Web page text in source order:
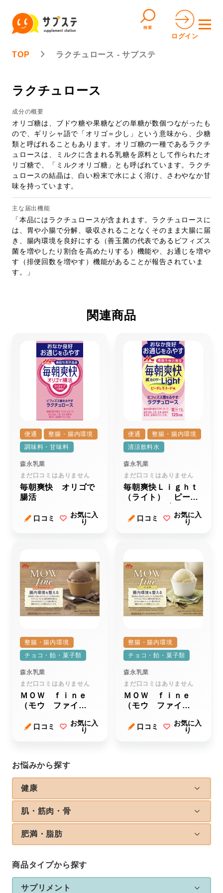
検索
ログイン
TOP ラクチュロース - サプステ
お悩みから探す
健康
肌・筋肉・骨
肥満・脂肪
商品タイプから探す
サプリメント
ラクチュロース
成分の概要
オリゴ糖は、ブドウ糖や果糖などの単糖が数個つながったも
ので、ギリシャ語で「オリゴ＝少し」という意味から、少糖
類と呼ばれることもあります。オリゴ糖の一種であるラクチ
ュロースは、ミルクに含まれる乳糖を原料として作られたオ
リゴ糖で、「ミルクオリゴ糖」とも呼ばれています。ラクチ
ュロースの結晶は、白い粉末で水によく溶け、さわやなか甘
味を持っています。
主な届出機能
「本品にはラクチュロースが含まれます。ラクチュロースに
は、胃や小腸で分解、吸収されることなくそのまま大腸に届
き、腸内環境を良好にする（善玉菌の代表であるビフィズス
菌を増やしたり割合を高めたりする）機能や、お通じを増や
す（排便回数を増やす）機能があることが報告されていま
す。」
関連商品
便通
整腸・腸内環境
調味料・甘味料
森永乳業
まだ口コミはありません
毎朝爽快 オリゴで
腸活
口コミ
お気に入
り
便通
整腸・腸内環境
清涼飲料水
森永乳業
まだ口コミはありません
毎朝爽快Ｌｉｇｈｔ
（ライト） ピーチ
口コミ
お気に入
り
整腸・腸内環境
チョコ・飴・菓子類
森永乳業
まだ口コミはありません
ＭＯＷ ｆｉｎｅ
（モウ ファイ
口コミ
お気に入
り
整腸・腸内環境
チョコ・飴・菓子類
森永乳業
まだ口コミはありません
ＭＯＷ ｆｉｎｅ
（モウ ファイ
口コミ
お気に入
り